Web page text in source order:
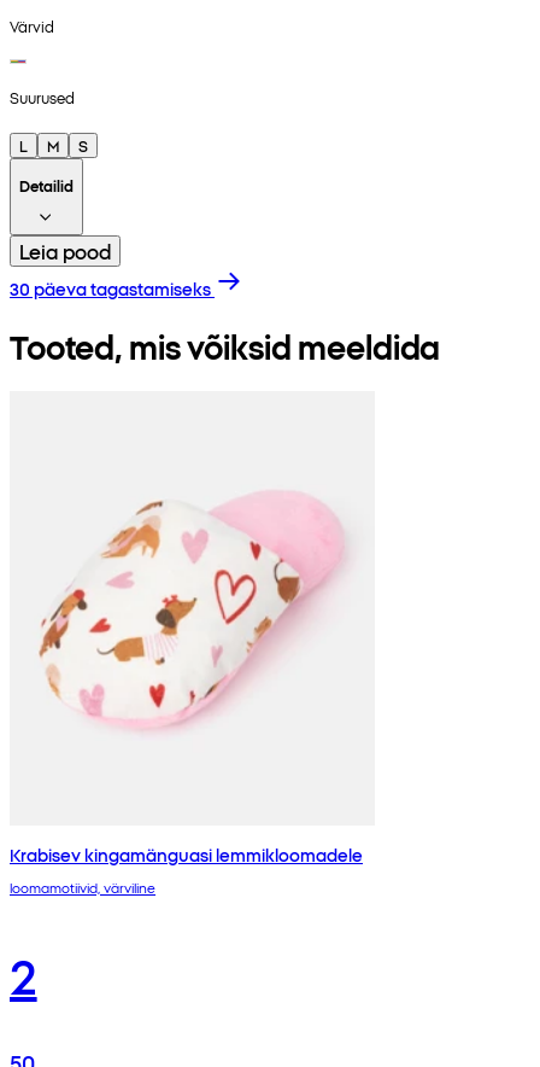
Värvid
Suurused
L M
S
Detailid
Leia pood
30 päeva tagastamiseks
Tooted, mis võiksid meeldida
Krabisev kingamänguasi lemmikloomadele
loomamotiivid, värviline
2